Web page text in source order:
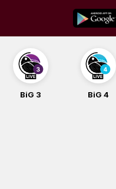
content
BiG 4 BiG Balade